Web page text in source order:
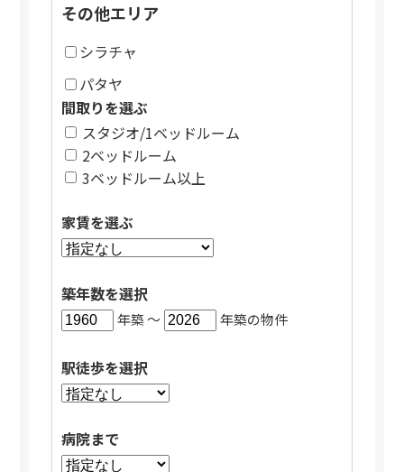
その他エリア
シラチャ
パタヤ
間取りを選ぶ
スタジオ/1ベッドルーム
2ベッドルーム
3ベッドルーム以上
家賃を選ぶ
築年数を選択
年築 〜 年築の物件
駅徒歩を選択
病院まで